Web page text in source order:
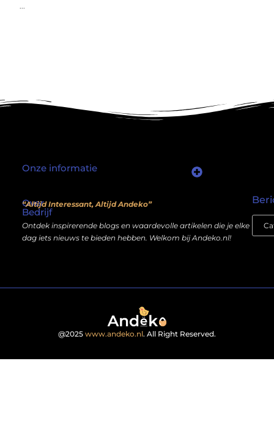
...
Over
Bedrijf
“Altijd Interessant, Altijd Andeko”
Ontdek inspirerende blogs en waardevolle artikelen die je elke
dag iets nieuws te bieden hebben. Welkom bij Andeko.nl!
Onze informatie
@2025 www.andeko.nl. All Right Reserved.